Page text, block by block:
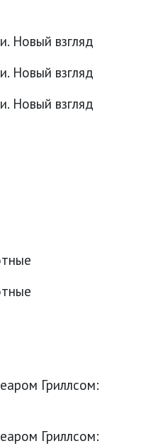
Новый взгляд
Новый взгляд
Новый взгляд
Гриллсом:
Гриллсом: